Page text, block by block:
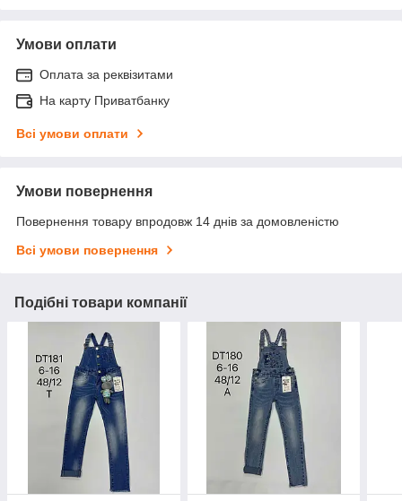
Умови оплати
Оплата за реквізитами
На карту Приватбанку
Всі умови оплати
Умови повернення
Повернення товару впродовж 14 днів за домовленістю
Всі умови повернення
Подібні товари компанії